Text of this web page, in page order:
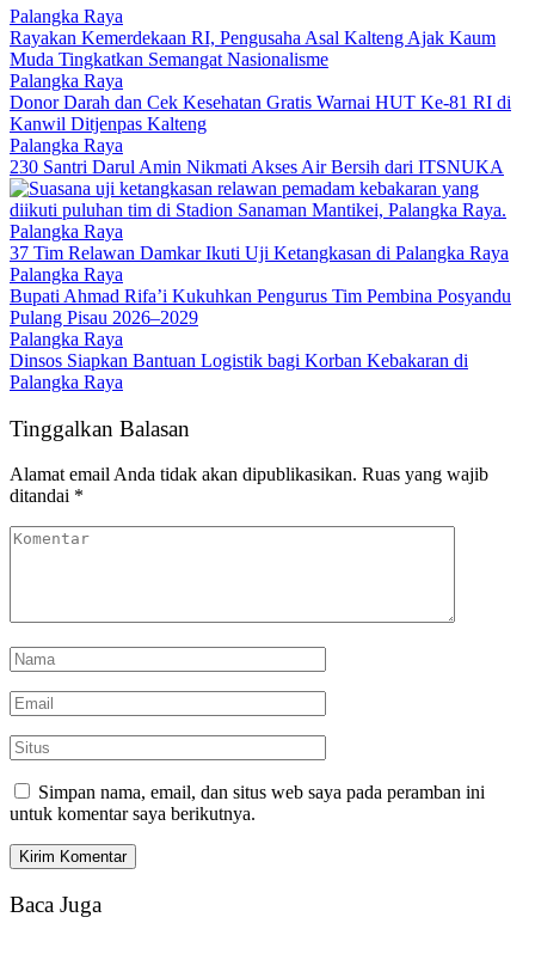
Palangka Raya
Rayakan Kemerdekaan RI, Pengusaha Asal Kalteng Ajak Kaum
Muda Tingkatkan Semangat Nasionalisme
Palangka Raya
Donor Darah dan Cek Kesehatan Gratis Warnai HUT Ke-81 RI di
Kanwil Ditjenpas Kalteng
Palangka Raya
230 Santri Darul Amin Nikmati Akses Air Bersih dari ITSNUKA
Palangka Raya
37 Tim Relawan Damkar Ikuti Uji Ketangkasan di Palangka Raya
Palangka Raya
Bupati Ahmad Rifa’i Kukuhkan Pengurus Tim Pembina Posyandu
Pulang Pisau 2026–2029
Palangka Raya
Dinsos Siapkan Bantuan Logistik bagi Korban Kebakaran di
Palangka Raya
Tinggalkan Balasan
Alamat email Anda tidak akan dipublikasikan. Ruas yang wajib
ditandai *
Simpan nama, email, dan situs web saya pada peramban ini
untuk komentar saya berikutnya.
Baca Juga